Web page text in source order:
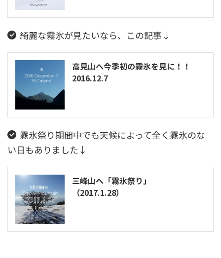
綺麗な霧氷が見たいなら、この記事↓
高見山へ今季初の霧氷を見に！！
2016.12.7
霧氷祭り期間中でも天候によって全く霧氷のな
い日もありました↓
三峰山へ「霧氷祭り」
（2017.1.28）